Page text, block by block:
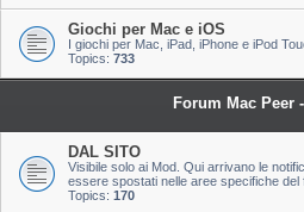
Giochi per Mac e iOS
I giochi per Mac, iPad, iPhone e iPod
Topics: 733
Forum Mac Peer
DAL SITO
Visibile solo ai Mod. Qui arrivano le
essere spostati nelle aree specifiche del
Topics: 170